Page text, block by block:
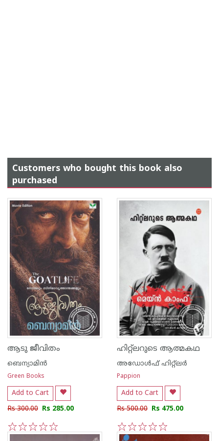
Customers who bought this book also
purchased
ആടു ജീവിതം
ബെന്യാമിന്‍
Green Books
Add to Cart
Rs 300.00 Rs 285.00
5
4
3
2
1
ഹിറ്റ്ലറുടെ ആത്മകഥ
അഡോള്‍ഫ് ഹിറ്റ്ലര്‍
Pappion
Add to Cart
Rs 500.00 Rs 475.00
5
4
3
2
1